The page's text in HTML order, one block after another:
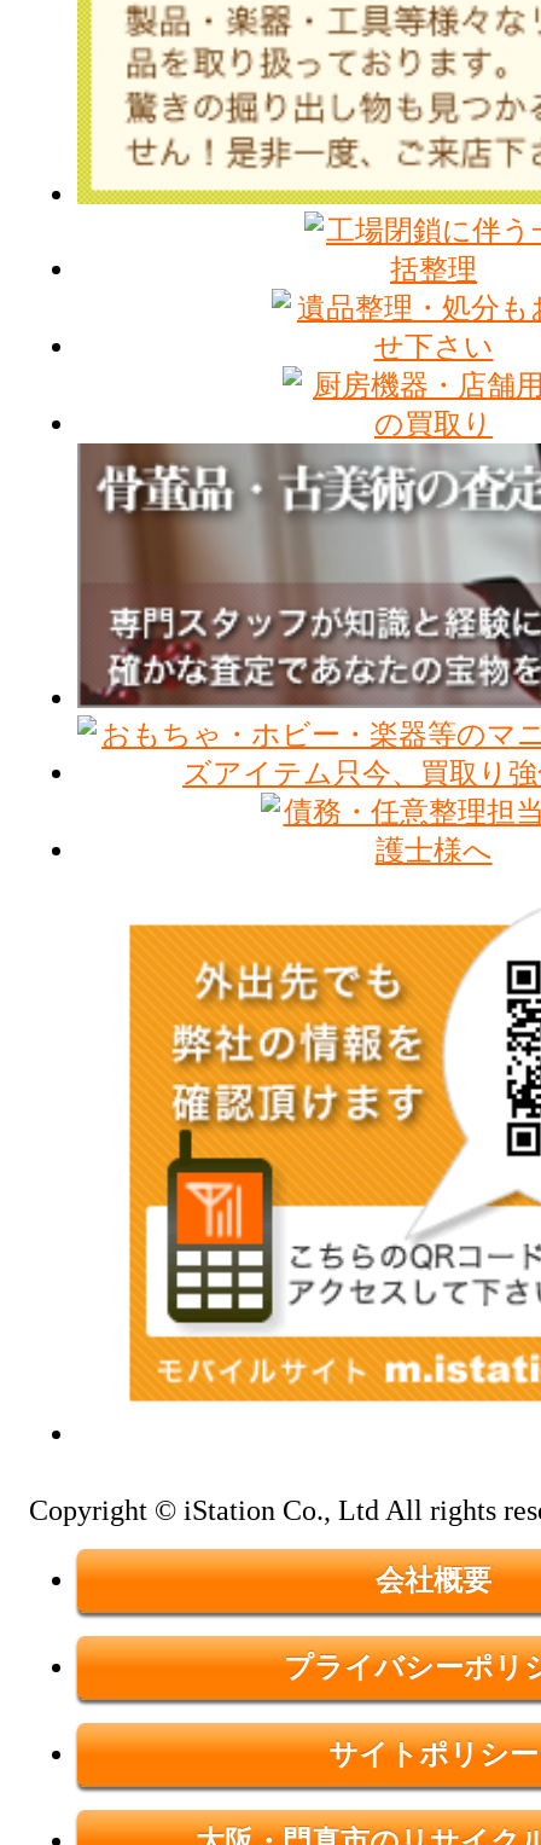
Copyright © iStation Co., Ltd All rights
会社概要
プライバシーポリ
サイトポリシー